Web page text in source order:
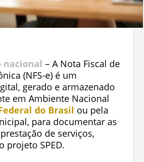
nacional – A Nota Fiscal de
(NFS-e) é um
gerado e armazenado
em Ambiente Nacional
do Brasil ou pela
para documentar as
de serviços,
projeto SPED.